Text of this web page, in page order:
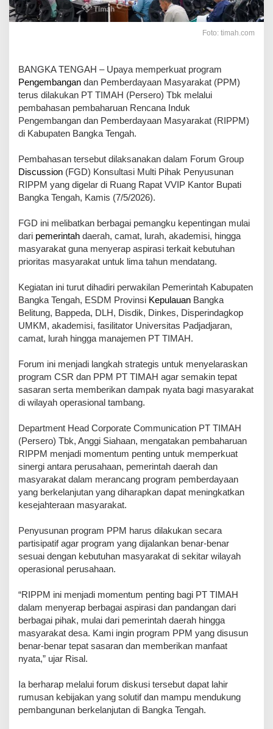
Foto: timah.com
BANGKA TENGAH – Upaya memperkuat program
Pengembangan dan Pemberdayaan Masyarakat (PPM)
terus dilakukan PT TIMAH (Persero) Tbk melalui
pembahasan pembaharuan Rencana Induk
Pengembangan dan Pemberdayaan Masyarakat (RIPPM)
di Kabupaten Bangka Tengah.
Pembahasan tersebut dilaksanakan dalam Forum Group
Discussion (FGD) Konsultasi Multi Pihak Penyusunan
RIPPM yang digelar di Ruang Rapat VVIP Kantor Bupati
Bangka Tengah, Kamis (7/5/2026).
FGD ini melibatkan berbagai pemangku kepentingan mulai
dari pemerintah daerah, camat, lurah, akademisi, hingga
masyarakat guna menyerap aspirasi terkait kebutuhan
prioritas masyarakat untuk lima tahun mendatang.
Kegiatan ini turut dihadiri perwakilan Pemerintah Kabupaten
Bangka Tengah, ESDM Provinsi Kepulauan Bangka
Belitung, Bappeda, DLH, Disdik, Dinkes, Disperindagkop
UMKM, akademisi, fasilitator Universitas Padjadjaran,
camat, lurah hingga manajemen PT TIMAH.
Forum ini menjadi langkah strategis untuk menyelaraskan
program CSR dan PPM PT TIMAH agar semakin tepat
sasaran serta memberikan dampak nyata bagi masyarakat
di wilayah operasional tambang.
Department Head Corporate Communication PT TIMAH
(Persero) Tbk, Anggi Siahaan, mengatakan pembaharuan
RIPPM menjadi momentum penting untuk memperkuat
sinergi antara perusahaan, pemerintah daerah dan
masyarakat dalam merancang program pemberdayaan
yang berkelanjutan yang diharapkan dapat meningkatkan
kesejahteraan masyarakat.
Penyusunan program PPM harus dilakukan secara
partisipatif agar program yang dijalankan benar-benar
sesuai dengan kebutuhan masyarakat di sekitar wilayah
operasional perusahaan.
“RIPPM ini menjadi momentum penting bagi PT TIMAH
dalam menyerap berbagai aspirasi dan pandangan dari
berbagai pihak, mulai dari pemerintah daerah hingga
masyarakat desa. Kami ingin program PPM yang disusun
benar-benar tepat sasaran dan memberikan manfaat
nyata,” ujar Risal.
Ia berharap melalui forum diskusi tersebut dapat lahir
rumusan kebijakan yang solutif dan mampu mendukung
pembangunan berkelanjutan di Bangka Tengah.